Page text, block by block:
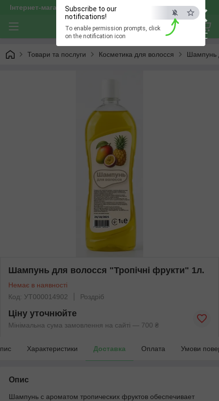
×
ESC
Subscribe to our
notifications!
To enable permission prompts, click
on the notification icon
Інтернет-магазин "optservis"
Товари та послуги Косметика для волосся Шампунь
Шампунь для волосся "Тропічні фрукти" 1л.
Немає в наявності
Код: УТ000014902
Роздріб
Ціну уточнюйте
Мінімальна сума замовлення на сайті — 700 ₴
Характеристики Доставка Оплата Умови
Опис
Шампунь с ароматом тропических фруктов обеспечивает